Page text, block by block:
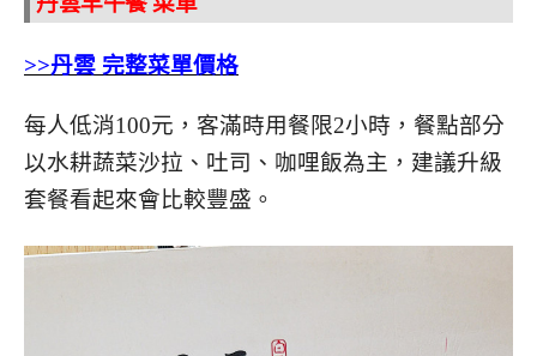
>>丹雲 完整菜單價格
每人低消100元，客滿時用餐限2小時，餐點部分
以水耕蔬菜沙拉、吐司、咖哩飯為主，建議升級
套餐看起來會比較豐盛。